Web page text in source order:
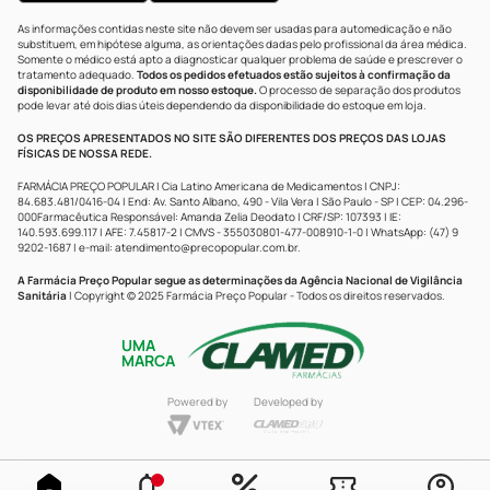
As informações contidas neste site não devem ser usadas para automedicação e não
substituem, em hipótese alguma, as orientações dadas pelo profissional da área médica.
Somente o médico está apto a diagnosticar qualquer problema de saúde e prescrever o
tratamento adequado. Todos os pedidos efetuados estão sujeitos à confirmação da
disponibilidade de produto em nosso estoque.O processo de separação dos produtos
pode levar até dois dias úteis dependendo da disponibilidade do estoque em loja.
OS PREÇOS APRESENTADOS NO SITE SÃO DIFERENTES DOS PREÇOS DAS LOJAS
FÍSICAS DE NOSSA REDE.
FARMÁCIA PREÇO POPULAR | Cia Latino Americana de Medicamentos | CNPJ:
84.683.481/0416-04 | End: Av. Santo Albano, 490 - Vila Vera | São Paulo - SP | CEP: 04.296-
000Farmacêutica Responsável: Amanda Zelia Deodato | CRF/SP: 107393 | IE:
140.593.699.117 | AFE: 7.45817-2 | CMVS - 355030801-477-008910-1-0 | WhatsApp: (47) 9
9202-1687 | e-mail: atendimento@precopopular.com.br.
A Farmácia Preço Popular segue as determinações da Agência Nacional de Vigilância
Sanitária | Copyright © 2025 Farmácia Preço Popular - Todos os direitos reservados.
UMA
MARCA
Powered by Developed by